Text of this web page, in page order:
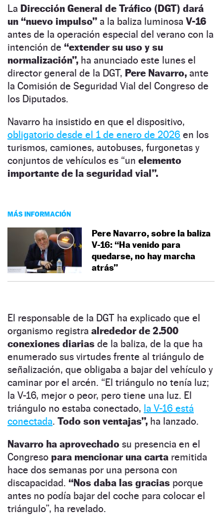
La Dirección General de Tráfico (DGT) dará
un “nuevo impulso” a la baliza luminosa V-16
antes de la operación especial del verano con la
intención de “extender su uso y su
normalización”, ha anunciado este lunes el
director general de la DGT, Pere Navarro, ante
la Comisión de Seguridad Vial del Congreso de
los Diputados.
Navarro ha insistido en que el dispositivo,
obligatorio desde el 1 de enero de 2026 en los
turismos, camiones, autobuses, furgonetas y
conjuntos de vehículos es “un elemento
importante de la seguridad vial”.
MÁS INFORMACIÓN
Pere Navarro, sobre la baliza
V-16: “Ha venido para
quedarse, no hay marcha
atrás”
El responsable de la DGT ha explicado que el
organismo registra alrededor de 2.500
conexiones diarias de la baliza, de la que ha
enumerado sus virtudes frente al triángulo de
señalización, que obligaba a bajar del vehículo y
caminar por el arcén. “El triángulo no tenía luz;
la V-16, mejor o peor, pero tiene una luz. El
triángulo no estaba conectado, la V-16 está
conectada. Todo son ventajas”, ha lanzado.
Navarro ha aprovechado su presencia en el
Congreso para mencionar una carta remitida
hace dos semanas por una persona con
discapacidad. “Nos daba las gracias porque
antes no podía bajar del coche para colocar el
triángulo”, ha revelado.